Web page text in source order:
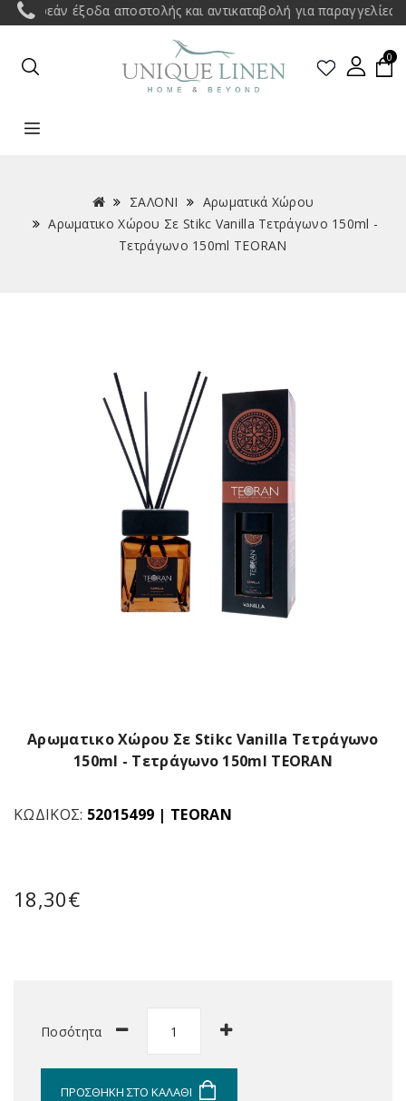
έξοδα αποστολής και αντικαταβολή για παραγγελίες
0
ΣΑΛΟΝΙ
Αρωματικά Χώρου
Αρωματικο Xώρου Σε Stikc Vanilla Τετράγωνο 150ml -
Τετράγωνο 150ml TEORAN
Αρωματικο Xώρου Σε Stikc Vanilla Τετράγωνο
150ml - Τετράγωνο 150ml TEORAN
ΚΩΔΙΚΌΣ: 52015499 | TEORAN
18,30€
Ποσότητα
ΠΡΟΣΘΉΚΗ ΣΤΟ ΚΑΛΆΘΙ